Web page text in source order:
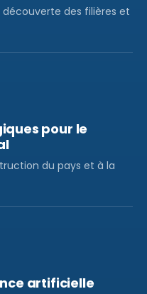
des filières et
pour le
du pays et à la
artificielle